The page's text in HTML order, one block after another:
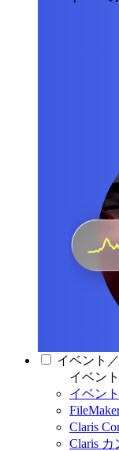
イベント
イベント
イベント
Claris
Claris カ